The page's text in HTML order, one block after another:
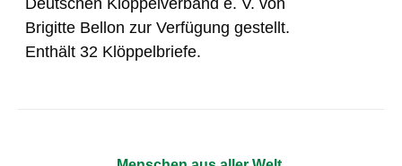
Brigitte Bellon zur Verfügung gestellt.
Enthält 32 Klöppelbriefe.